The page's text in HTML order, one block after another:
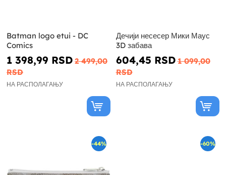
Batman logo etui - DC
Comics
1 398,99 RSD 2 499,00
RSD
НА РАСПОЛАГАЊУ
Дечији несесер Мики Маус
3D забава
604,45 RSD 1 099,00
RSD
НА РАСПОЛАГАЊУ
-44% -60%